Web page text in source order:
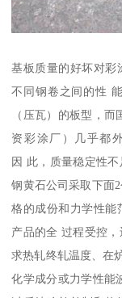
基板质量的好坏对彩
不同钢卷之间的性
（压瓦）的板型，
资彩涂厂）几乎都
因 此，质量稳定性
钢黄石公司采取下面
格的成份和力学性能
产品的全 过程受控
求热轧终轧温度、在
化学成分或力学性能